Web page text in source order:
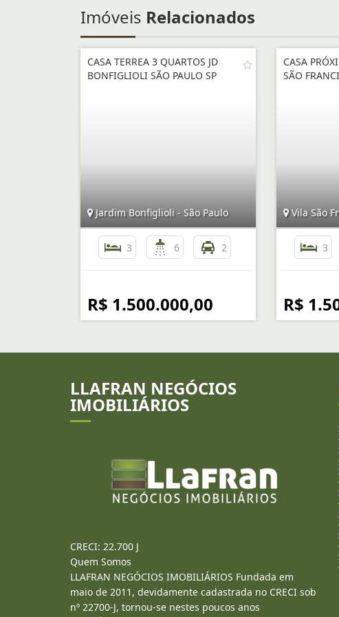
Imóveis Relacionados
CASA TERREA 3 QUARTOS JD
BONFIGLIOLI SÃO PAULO SP
Jardim Bonfiglioli - São Paulo
3 6 2
R$ 1.500.000,00
CASA
SÃO
Vila São
3
R$
LLAFRAN NEGÓCIOS
IMOBILIÁRIOS
CRECI: 22.700 J
Quem Somos
LLAFRAN NEGÓCIOS IMOBILIÁRIOS Fundada em
maio de 2011, devidamente cadastrada no CRECI sob
nº 22700-J, tornou-se nestes poucos anos